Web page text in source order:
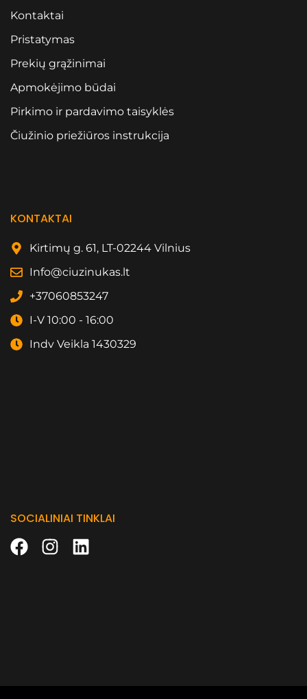
Kontaktai
Pristatymas
Prekių grąžinimai
Apmokėjimo būdai
Pirkimo ir pardavimo taisyklės
Čiužinio priežiūros instrukcija
KONTAKTAI
Kirtimų g. 61, LT-02244 Vilnius
Info@ciuzinukas.lt
+37060853247
I-V 10:00 - 16:00
Indv Veikla 1430329
SOCIALINIAI TINKLAI